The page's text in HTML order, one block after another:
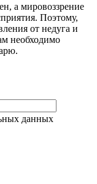
а мировоззрение
Поэтому,
от недуга и
необходимо
данных